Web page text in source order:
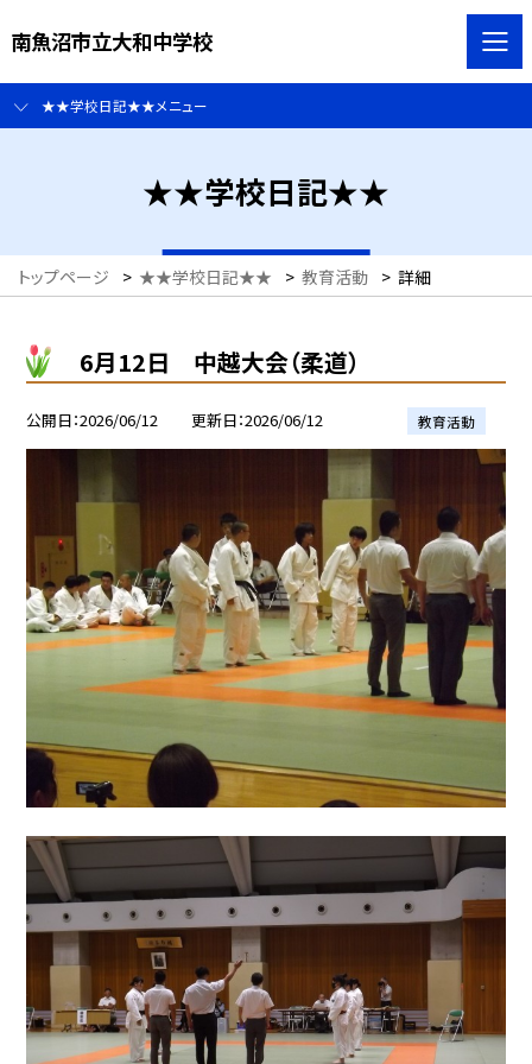
南魚沼市立大和中学校
★★学校日記★★メニュー
★★学校日記★★
トップページ > ★★学校日記★★ > 教育活動 > 詳細
6月12日 中越大会（柔道）
公開日 2026/06/12 更新日 2026/06/12 教育活動